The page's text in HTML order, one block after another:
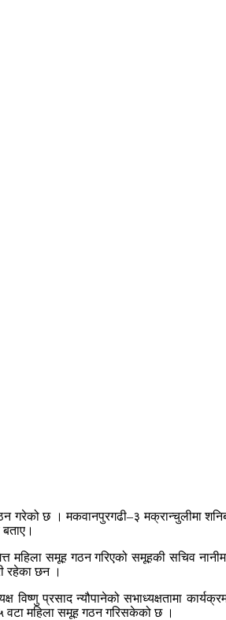
गरेको छ । मकवानपुरगढी–३ मक्रान्चुलीमा
महिला समूह गठन गरिएको समूहकी सचिव
रहेका छन ।
प्रसाद न्यौपानेको सभाध्यक्षतामा
वटा महिला समूह गठन गरिसकेको छ ।